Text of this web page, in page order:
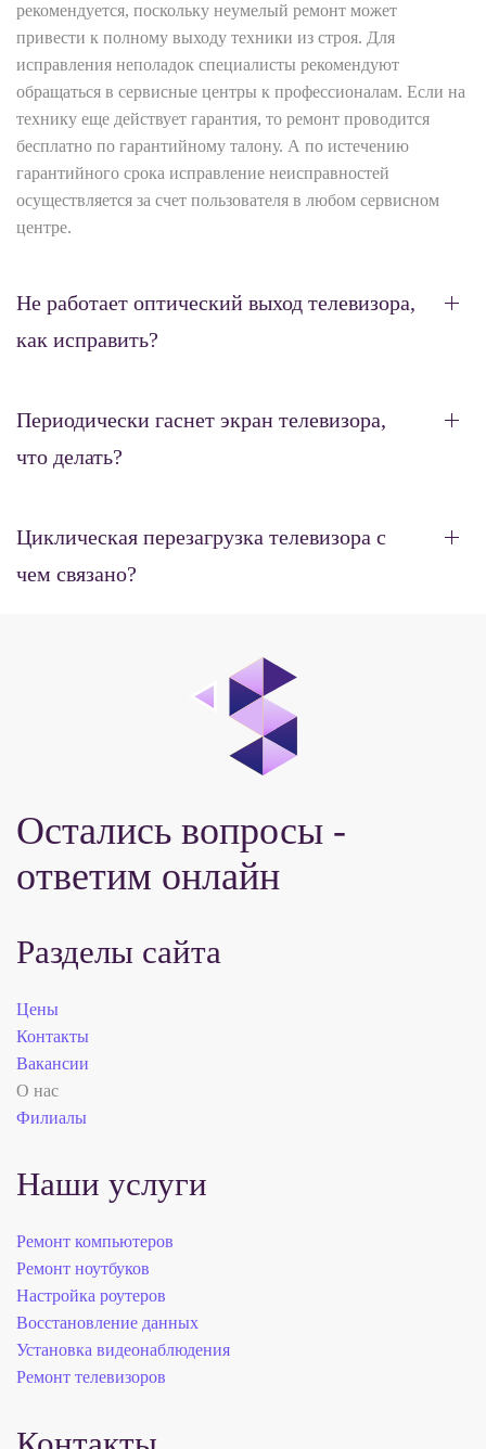
рекомендуется, поскольку неумелый ремонт может
привести к полному выходу техники из строя. Для
исправления неполадок специалисты рекомендуют
обращаться в сервисные центры к профессионалам. Если на
технику еще действует гарантия, то ремонт проводится
бесплатно по гарантийному талону. А по истечению
гарантийного срока исправление неисправностей
осуществляется за счет пользователя в любом сервисном
центре.
Не работает оптический выход телевизора,
как исправить?
Периодически гаснет экран телевизора,
что делать?
Циклическая перезагрузка телевизора с
чем связано?
Остались вопросы -
ответим онлайн
Разделы сайта
Цены
Контакты
Вакансии
О нас
Филиалы
Наши услуги
Ремонт компьютеров
Ремонт ноутбуков
Настройка роутеров
Восстановление данных
Установка видеонаблюдения
Ремонт телевизоров